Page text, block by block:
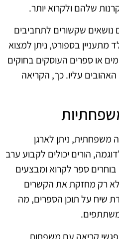
שלהם ולקרוא יותר.
נושאים שקשורים לתחביבים
מתעניין בספורט, ניתן למצוא
או ספרים העוסקים בחוקים
עליו. כך, הקריאה
משפחתית, ניתן לארגן
הורים יכולים לקבוע ערב
ספר לקרוא ומבצעים
לא רק מחזקת את הקשרים
שיח על תוכן הספרים, מה
קריאה עם משפחות